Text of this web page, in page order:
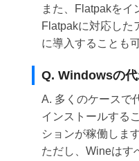
また、Flatpakをイ
Flatpakに対応した
に導入することも
Q. Windowsの代
A. 多くのケースで
インストールする
ションが稼働します
ただし、Wineはす